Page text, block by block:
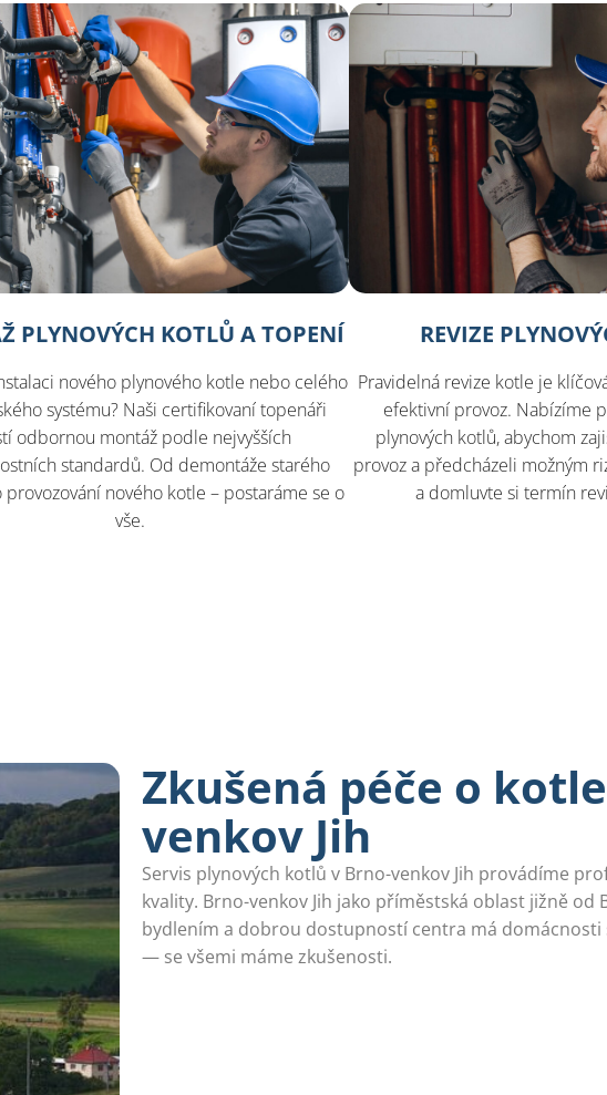
PLYNOVÝCH KOTLŮ A TOPENÍ
nového plynového kotle nebo celého
systému? Naši certifikovaní topenáři
odbornou montáž podle nejvyšších
standardů. Od demontáže starého
provozování nového kotle – postaráme se o
vše.
REVIZE
Pravidelná revize kotle je
efektivní provoz. Nabízíme
plynových kotlů, abychom
provoz a předcházeli možným
a domluvte si termín
Zkušená péče o
venkov Jih
Servis plynových kotlů v Brno-venkov Jih provádíme
kvality. Brno-venkov Jih jako příměstská oblast jižně od
bydlením a dobrou dostupností centra má
— se všemi máme zkušenosti.